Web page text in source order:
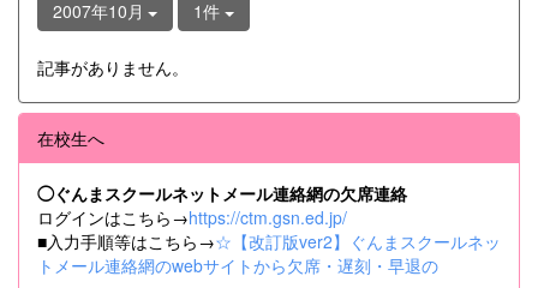
2007年10月 1件
記事がありません。
在校生へ
◯ぐんまスクールネットメール連絡網の欠席連絡
ログインはこちら→https://ctm.gsn.ed.jp/
■入力手順等はこちら→☆【改訂版ver2】ぐんまスクールネッ
トメール連絡網のwebサイトから欠席・遅刻・早退の